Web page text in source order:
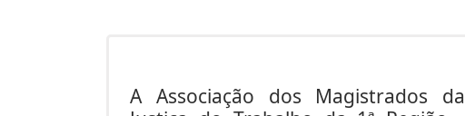
A Associação dos Magistrados da